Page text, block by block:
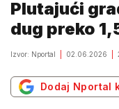
Plutajući
dug preko
Izvor: Nportal 02.06.2026
Dodaj Nportal